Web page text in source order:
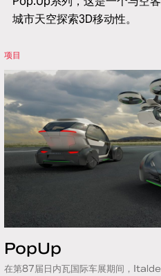
城市天空探索3D移动性。
项目
PopUp
在第87届日内瓦国际车展期间，